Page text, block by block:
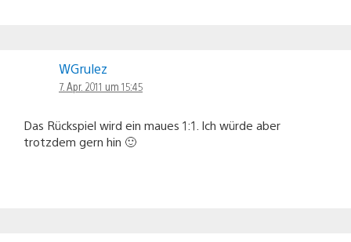
WGrulez
7. Apr. 2011 um 15:45
Das Rückspiel wird ein maues 1:1. Ich würde aber
trotzdem gern hin 🙂